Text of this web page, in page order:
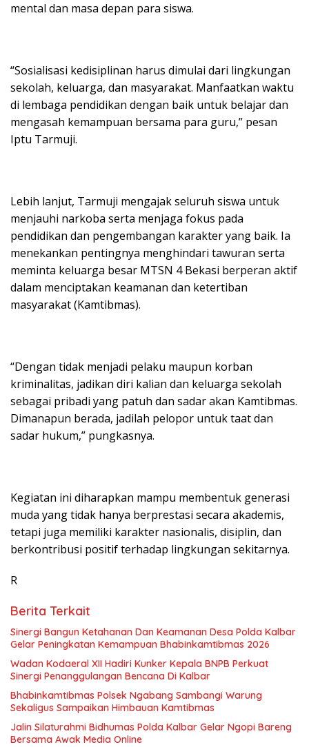
mental dan masa depan para siswa.
“Sosialisasi kedisiplinan harus dimulai dari lingkungan
sekolah, keluarga, dan masyarakat. Manfaatkan waktu
di lembaga pendidikan dengan baik untuk belajar dan
mengasah kemampuan bersama para guru,” pesan
Iptu Tarmuji.
Lebih lanjut, Tarmuji mengajak seluruh siswa untuk
menjauhi narkoba serta menjaga fokus pada
pendidikan dan pengembangan karakter yang baik. Ia
menekankan pentingnya menghindari tawuran serta
meminta keluarga besar MTSN 4 Bekasi berperan aktif
dalam menciptakan keamanan dan ketertiban
masyarakat (Kamtibmas).
“Dengan tidak menjadi pelaku maupun korban
kriminalitas, jadikan diri kalian dan keluarga sekolah
sebagai pribadi yang patuh dan sadar akan Kamtibmas.
Dimanapun berada, jadilah pelopor untuk taat dan
sadar hukum,” pungkasnya.
Kegiatan ini diharapkan mampu membentuk generasi
muda yang tidak hanya berprestasi secara akademis,
tetapi juga memiliki karakter nasionalis, disiplin, dan
berkontribusi positif terhadap lingkungan sekitarnya.
R
Berita Terkait
Sinergi Bangun Ketahanan Dan Keamanan Desa Polda Kalbar
Gelar Peningkatan Kemampuan Bhabinkamtibmas 2026
Wadan Kodaeral XII Hadiri Kunker Kepala BNPB Perkuat
Sinergi Penanggulangan Bencana Di Kalbar
Bhabinkamtibmas Polsek Ngabang Sambangi Warung
Sekaligus Sampaikan Himbauan Kamtibmas
Jalin Silaturahmi Bidhumas Polda Kalbar Gelar Ngopi Bareng
Bersama Awak Media Online